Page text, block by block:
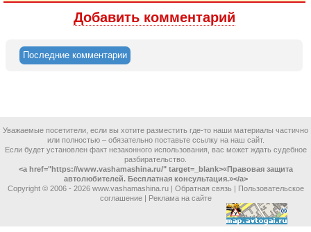
Добавить комментарий
Последние комментарии
Уважаемые посетители, если вы хотите разместить где-то наши материалы частично
или полностью – обязательно поставьте ссылку на наш сайт.
Если будет установлен факт незаконного использования, вас может ждать судебное
разбирательство.
<a href="https://www.vashamashina.ru/" target=_blank>«Правовая защита
автолюбителей. Бесплатная консультация.»</a>
Copyright © 2006 - 2026 www.vashamashina.ru | Обратная связь | Пользовательское
соглашение| Реклама на сайте